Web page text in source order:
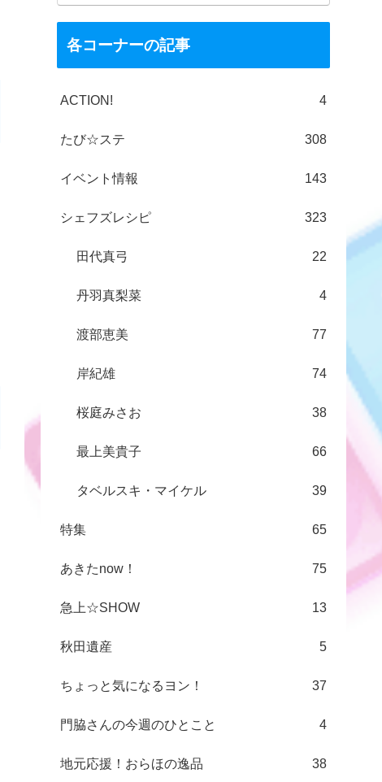
各コーナーの記事
ACTION! 4
たび☆ステ 308
イベント情報 143
シェフズレシピ 323
田代真弓 22
丹羽真梨菜 4
渡部恵美 77
岸紀雄 74
桜庭みさお 38
最上美貴子 66
タベルスキ・マイケル 39
特集 65
あきたnow！ 75
急上☆SHOW 13
秋田遺産 5
ちょっと気になるヨン！ 37
門脇さんの今週のひとこと 4
地元応援！おらほの逸品 38